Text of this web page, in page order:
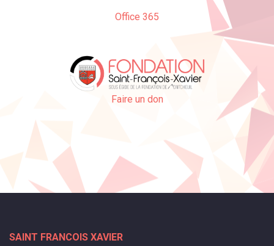
Office 365
Faire un don
SAINT FRANCOIS XAVIER